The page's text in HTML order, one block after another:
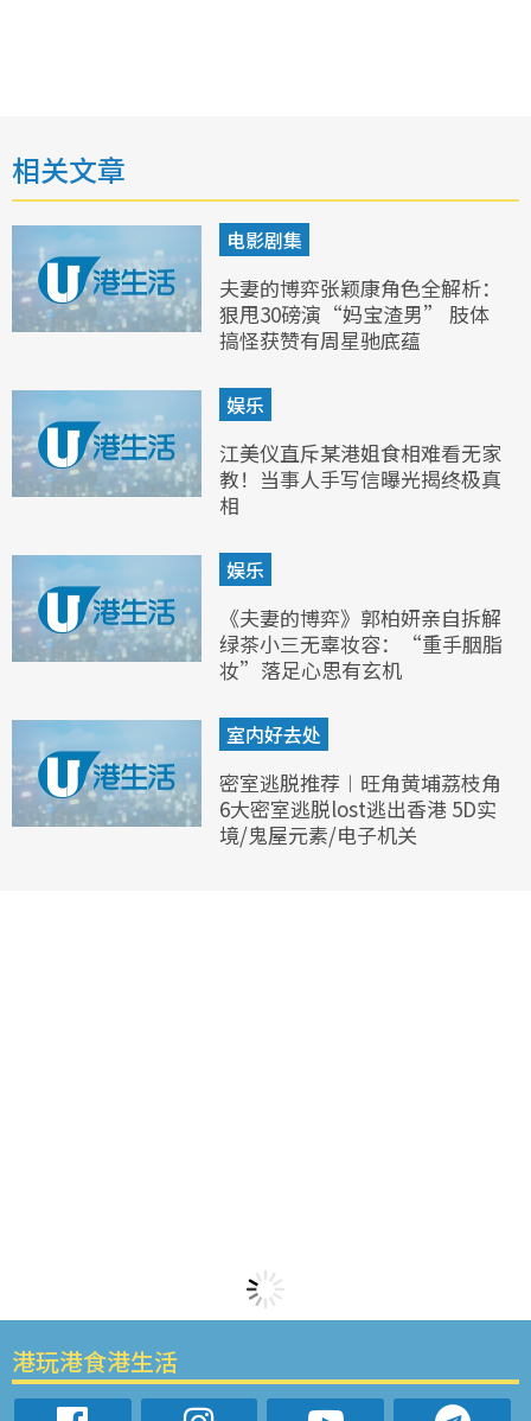
相关文章
电影剧集
夫妻的博弈张颖康角色全解析：
狠甩30磅演“妈宝渣男” 肢体
搞怪获赞有周星驰底蕴
娱乐
江美仪直斥某港姐食相难看无家
教！当事人手写信曝光揭终极真
相
娱乐
《夫妻的博弈》郭柏妍亲自拆解
绿茶小三无辜妆容：“重手胭脂
妆”落足心思有玄机
室内好去处
密室逃脱推荐︱旺角黄埔荔枝角
6大密室逃脱lost逃出香港 5D实
境/鬼屋元素/电子机关
港玩港食港生活